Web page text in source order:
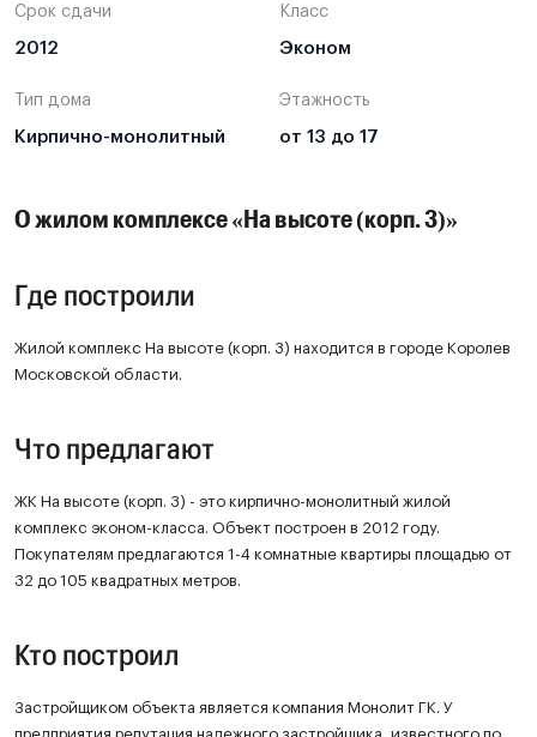
Срок сдачи
2012
Класс
Эконом
Тип дома
Кирпично-монолитный
Этажность
от 13 до 17
О жилом комплексе «На высоте (корп. 3)»
Где построили
Жилой комплекс На высоте (корп. 3) находится в городе Королев
Московской области.
Что предлагают
ЖК На высоте (корп. 3) - это кирпично-монолитный жилой
комплекс эконом-класса. Объект построен в 2012 году.
Покупателям предлагаются 1-4 комнатные квартиры площадью от
32 до 105 квадратных метров.
Кто построил
Застройщиком объекта является компания Монолит ГК. У
предприятия репутация надежного застройщика, известного по